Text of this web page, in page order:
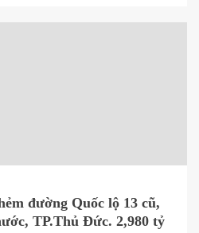
đường Quốc lộ 13 cũ,
TP.Thủ Đức. 2,980 tỷ